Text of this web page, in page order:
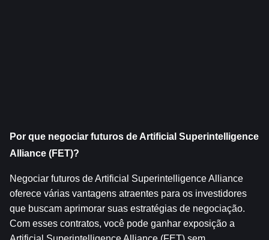
Por que negociar futuros de Artificial Superintelligence
Alliance (FET)?
Negociar futuros de Artificial Superintelligence Alliance
oferece várias vantagens atraentes para os investidores
que buscam aprimorar suas estratégias de negociação.
Com esses contratos, você pode ganhar exposição a